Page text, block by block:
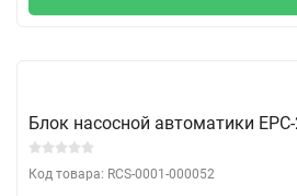
Блок насосной автоматики
Код товара: RCS-0001-000052